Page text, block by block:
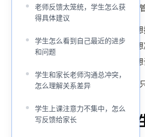
面向
如
老师反馈太笼统，学生怎么获
得具体建议
学生怎么看到自己最近的进步
和问题
学生和家长老师沟通总冲突，
怎么理解关系差异
学生上课注意力不集中，怎么
写反馈给家长